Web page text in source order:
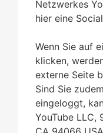
Netzwerkes
hier eine
Wenn Sie auf
klicken,
externe Seite
Sind Sie
eingeloggt,
YouTube LLC,